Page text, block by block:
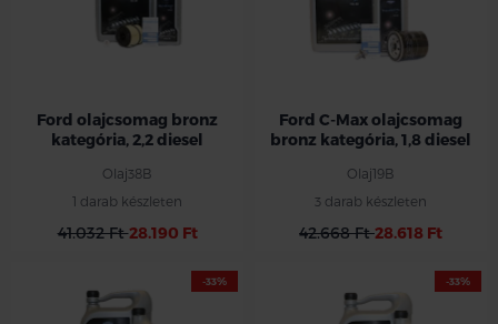
Ford olajcsomag bronz
kategória, 2,2 diesel
Olaj38B
1 darab készleten
41.032 Ft28.190 Ft
Ford C-Max olajcsomag
bronz kategória, 1,8 diesel
Olaj19B
3 darab készleten
42.668 Ft28.618 Ft
-33% -33%